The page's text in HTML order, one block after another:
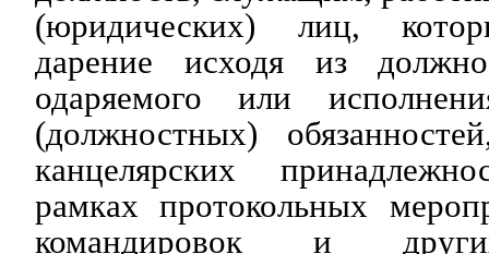
(юридических) лиц,
дарение исходя из
одаряемого или
(должностных)
канцелярских
рамках протокольных
командировок и